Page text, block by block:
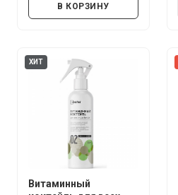
В КОРЗИНУ
ХИТ
Витаминный